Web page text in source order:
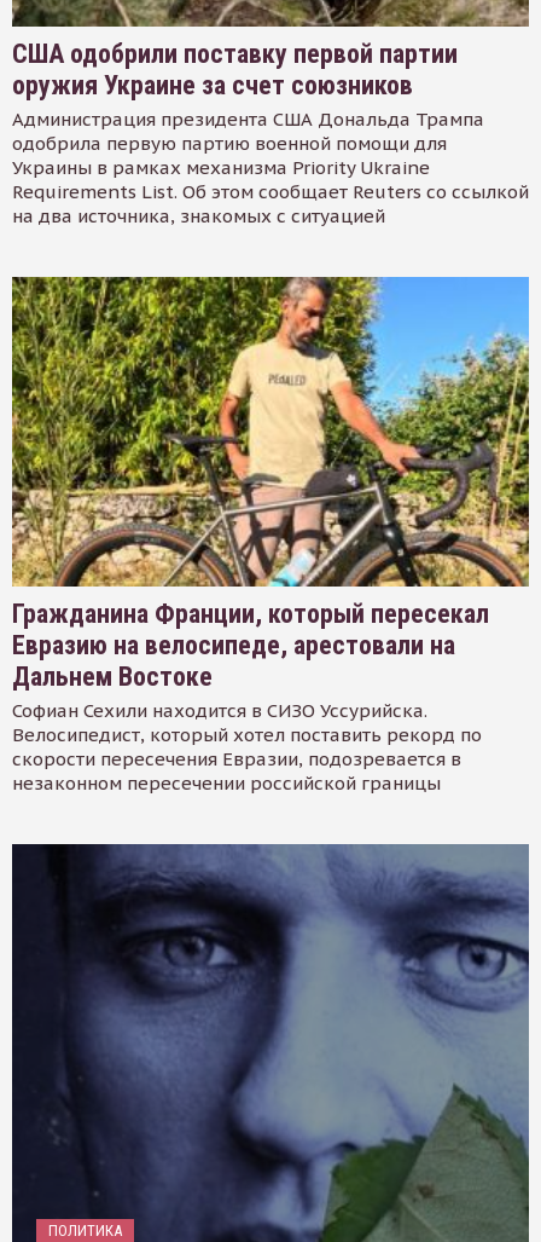
США одобрили поставку первой партии
оружия Украине за счет союзников
Администрация президента США Дональда Трампа
одобрила первую партию военной помощи для
Украины в рамках механизма Priority Ukraine
Requirements List. Об этом сообщает Reuters со ссылкой
на два источника, знакомых с ситуацией
Гражданина Франции, который пересекал
Евразию на велосипеде, арестовали на
Дальнем Востоке
Софиан Сехили находится в СИЗО Уссурийска.
Велосипедист, который хотел поставить рекорд по
скорости пересечения Евразии, подозревается в
незаконном пересечении российской границы
ПОЛИТИКА